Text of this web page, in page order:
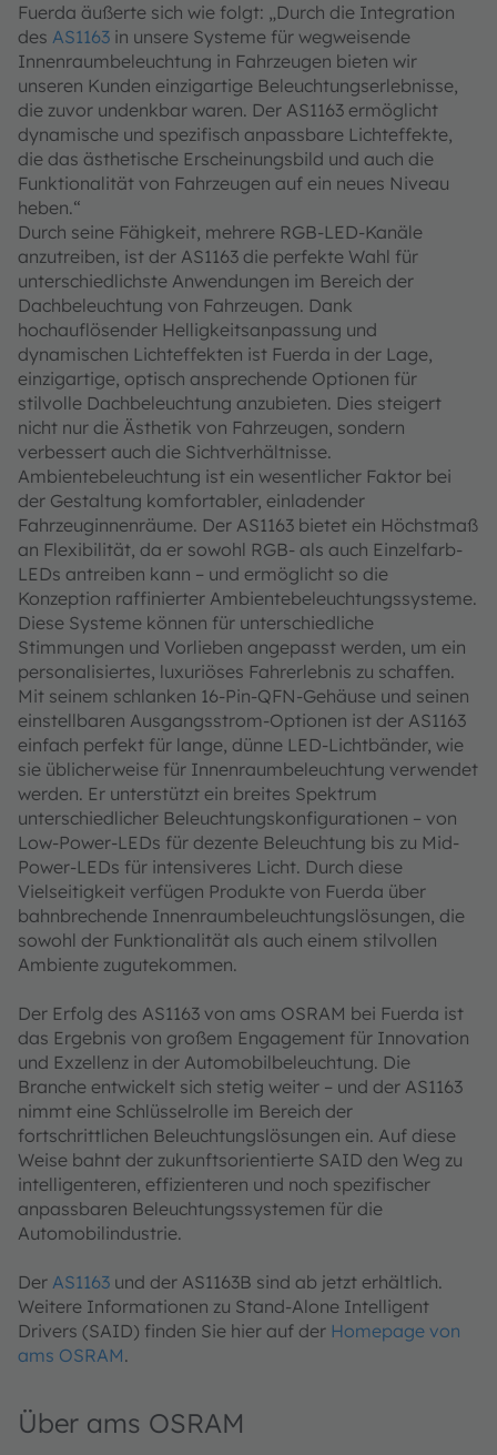
Fuerda äußerte sich wie folgt: „Durch die Integration
des AS1163 in unsere Systeme für wegweisende
Innenraumbeleuchtung in Fahrzeugen bieten wir
unseren Kunden einzigartige Beleuchtungserlebnisse,
die zuvor undenkbar waren. Der AS1163 ermöglicht
dynamische und spezifisch anpassbare Lichteffekte,
die das ästhetische Erscheinungsbild und auch die
Funktionalität von Fahrzeugen auf ein neues Niveau
heben.“
Durch seine Fähigkeit, mehrere RGB-LED-Kanäle
anzutreiben, ist der AS1163 die perfekte Wahl für
unterschiedlichste Anwendungen im Bereich der
Dachbeleuchtung von Fahrzeugen. Dank
hochauflösender Helligkeitsanpassung und
dynamischen Lichteffekten ist Fuerda in der Lage,
einzigartige, optisch ansprechende Optionen für
stilvolle Dachbeleuchtung anzubieten. Dies steigert
nicht nur die Ästhetik von Fahrzeugen, sondern
verbessert auch die Sichtverhältnisse.
Ambientebeleuchtung ist ein wesentlicher Faktor bei
der Gestaltung komfortabler, einladender
Fahrzeuginnenräume. Der AS1163 bietet ein Höchstmaß
an Flexibilität, da er sowohl RGB- als auch Einzelfarb-
LEDs antreiben kann – und ermöglicht so die
Konzeption raffinierter Ambientebeleuchtungssysteme.
Diese Systeme können für unterschiedliche
Stimmungen und Vorlieben angepasst werden, um ein
personalisiertes, luxuriöses Fahrerlebnis zu schaffen.
Mit seinem schlanken 16-Pin-QFN-Gehäuse und seinen
einstellbaren Ausgangsstrom-Optionen ist der AS1163
einfach perfekt für lange, dünne LED-Lichtbänder, wie
sie üblicherweise für Innenraumbeleuchtung verwendet
werden. Er unterstützt ein breites Spektrum
unterschiedlicher Beleuchtungskonfigurationen – von
Low-Power-LEDs für dezente Beleuchtung bis zu Mid-
Power-LEDs für intensiveres Licht. Durch diese
Vielseitigkeit verfügen Produkte von Fuerda über
bahnbrechende Innenraumbeleuchtungslösungen, die
sowohl der Funktionalität als auch einem stilvollen
Ambiente zugutekommen.
Der Erfolg des AS1163 von ams OSRAM bei Fuerda ist
das Ergebnis von großem Engagement für Innovation
und Exzellenz in der Automobilbeleuchtung. Die
Branche entwickelt sich stetig weiter – und der AS1163
nimmt eine Schlüsselrolle im Bereich der
fortschrittlichen Beleuchtungslösungen ein. Auf diese
Weise bahnt der zukunftsorientierte SAID den Weg zu
intelligenteren, effizienteren und noch spezifischer
anpassbaren Beleuchtungssystemen für die
Automobilindustrie.
Der AS1163 und der AS1163B sind ab jetzt erhältlich.
Weitere Informationen zu Stand-Alone Intelligent
Drivers (SAID) finden Sie hier auf der Homepage von
ams OSRAM.
Über ams OSRAM